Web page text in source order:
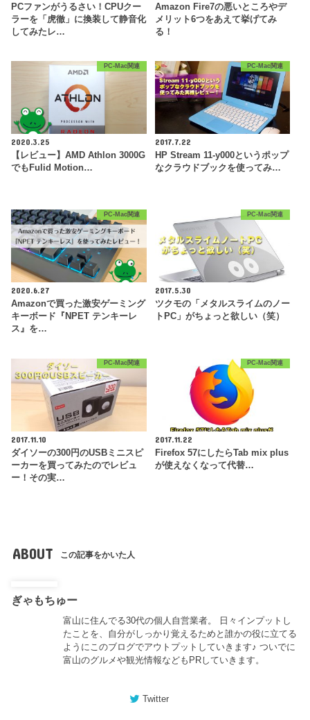
PCファンがうるさい！CPUクー
ラーを「虎徹」に換装して静音化
してみたレ…
Amazon Fire7の悪いところやデ
メリット6つをあえて挙げてみ
る！
PC-Mac関連
2020.3.25
【レビュー】AMD Athlon 3000G
でもFulid Motion…
PC-Mac関連
2017.7.22
HP Stream 11-y000というポップ
なクラウドブックを使ってみ…
PC-Mac関連
2020.6.27
Amazonで買った激安ゲーミング
キーボード『NPET テンキーレ
ス』を…
PC-Mac関連
2017.5.30
ツクモの「メタルスライムのノー
トPC」がちょっと欲しい（笑）
PC-Mac関連
2017.11.10
ダイソーの300円のUSBミニスピ
ーカーを買ってみたのでレビュ
ー！その実…
PC-Mac関連
2017.11.22
Firefox 57にしたらTab mix plus
が使えなくなって代替…
ABOUT この記事をかいた人
ぎゃもちゅー
富山に住んでる30代の個人自営業者。 日々インプットし
たことを、自分がしっかり覚えるためと誰かの役に立てる
ようにこのブログでアウトプットしていきます♪ ついでに
富山のグルメや観光情報などもPRしていきます。
Twitter